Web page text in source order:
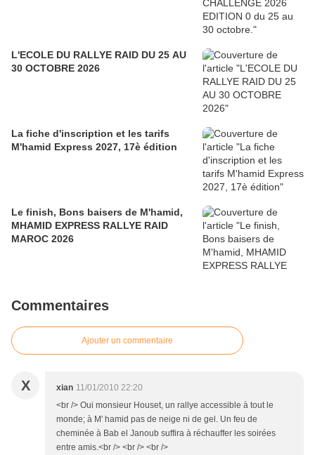
L'ECOLE DU RALLYE RAID DU 25 AU
30 OCTOBRE 2026
La fiche d'inscription et les tarifs
M'hamid Express 2027, 17è édition
Le finish, Bons baisers de M'hamid,
MHAMID EXPRESS RALLYE RAID
MAROC 2026
Commentaires
Ajouter un commentaire
X xian 11/01/2010 22:20
<br /> Oui monsieur Houset, un rallye accessible à tout le
monde; à M' hamid pas de neige ni de gel. Un feu de
cheminée à Bab el Janoub suffira à réchauffer les soirées
entre amis.<br /> <br /> <br />